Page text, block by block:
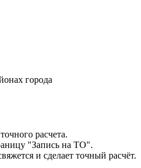
города
расчета.
"Запись на ТО".
и сделает точный расчёт.